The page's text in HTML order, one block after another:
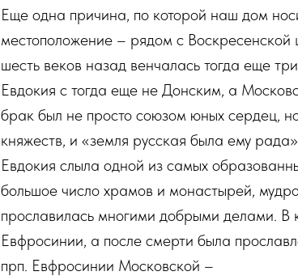
Еще одна причина, по которой наш дом
местоположение – рядом с Воскресенской
шесть веков назад венчалась тогда еще
Евдокия с тогда еще не Донским, а
брак был не просто союзом юных сердец,
княжеств, и «земля русская была ему
Евдокия слыла одной из самых
большое число храмов и монастырей,
прославилась многими добрыми делами.
Евфросинии, а после смерти была
прп. Евфросинии Московской –